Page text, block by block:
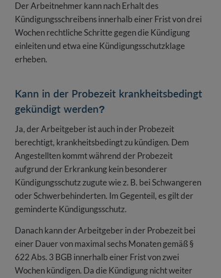
Der Arbeitnehmer kann nach Erhalt des
Kündigungsschreibens innerhalb einer Frist von drei
Wochen rechtliche Schritte gegen die Kündigung
einleiten und etwa eine Kündigungsschutzklage
erheben.
Kann in der Probezeit krankheitsbedingt
gekündigt werden?
Ja, der Arbeitgeber ist auch in der Probezeit
berechtigt, krankheitsbedingt zu kündigen. Dem
Angestellten kommt während der Probezeit
aufgrund der Erkrankung kein besonderer
Kündigungsschutz zugute wie z. B. bei Schwangeren
oder Schwerbehinderten. Im Gegenteil, es gilt der
geminderte Kündigungsschutz.
Danach kann der Arbeitgeber in der Probezeit bei
einer Dauer von maximal sechs Monaten gemäß §
622 Abs. 3 BGB innerhalb einer Frist von zwei
Wochen kündigen. Da die Kündigung nicht weiter